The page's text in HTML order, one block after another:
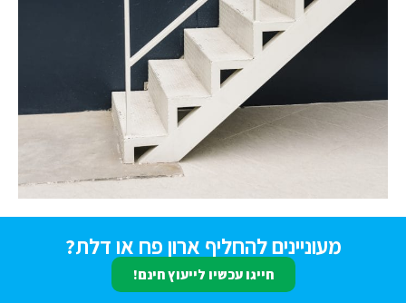
מעוניינים להחליף ארון פח או דלת?
חייגו עכשיו לייעוץ חינם!